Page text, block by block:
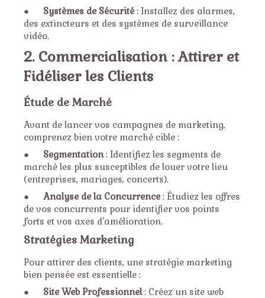
● Systèmes de Sécurité : Installez des alarmes,
des extincteurs et des systèmes de surveillance
vidéo.
2. Commercialisation : Attirer et
Fidéliser les Clients
Étude de Marché
Avant de lancer vos campagnes de marketing,
comprenez bien votre marché cible :
● Segmentation: Identifiez les segments de
marché les plus susceptibles de louer votre lieu
(entreprises, mariages, concerts).
● Analyse de la Concurrence : Étudiez les offres
de vos concurrents pour identifier vos points
forts et vos axes d’amélioration.
Stratégies Marketing
Pour attirer des clients, une stratégie marketing
bien pensée est essentielle :
● Site Web Professionnel: Créez un site web